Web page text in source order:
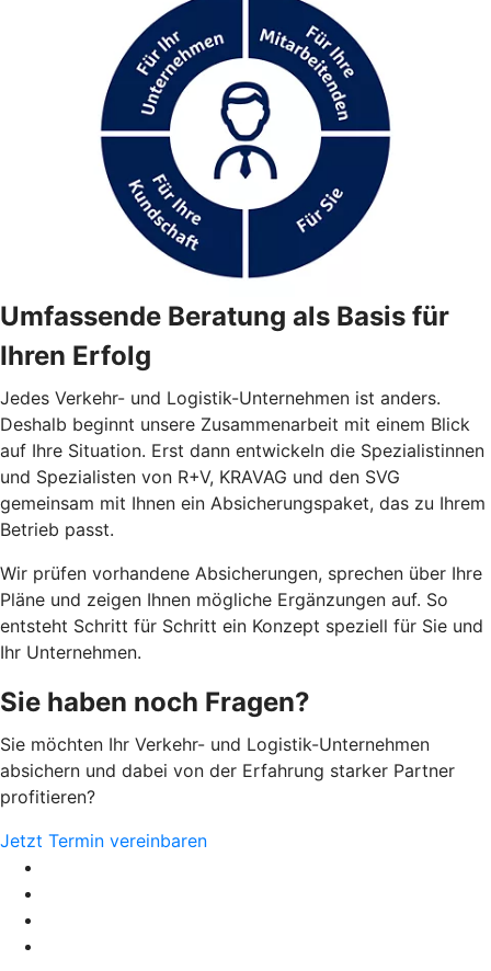
Umfassende Beratung als Basis für
Ihren Erfolg
Jedes Verkehr- und Logistik-Unternehmen ist anders.
Deshalb beginnt unsere Zusammenarbeit mit einem Blick
auf Ihre Situation. Erst dann entwickeln die Spezialistinnen
und Spezialisten von R+V, KRAVAG und den SVG
gemeinsam mit Ihnen ein Absicherungspaket, das zu Ihrem
Betrieb passt.
Wir prüfen vorhandene Absicherungen, sprechen über Ihre
Pläne und zeigen Ihnen mögliche Ergänzungen auf. So
entsteht Schritt für Schritt ein Konzept speziell für Sie und
Ihr Unternehmen.
Sie haben noch Fragen?
Sie möchten Ihr Verkehr- und Logistik-Unternehmen
absichern und dabei von der Erfahrung starker Partner
profitieren?
Jetzt Termin vereinbaren